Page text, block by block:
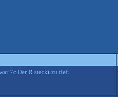
7c.Der R steckt zu tief.